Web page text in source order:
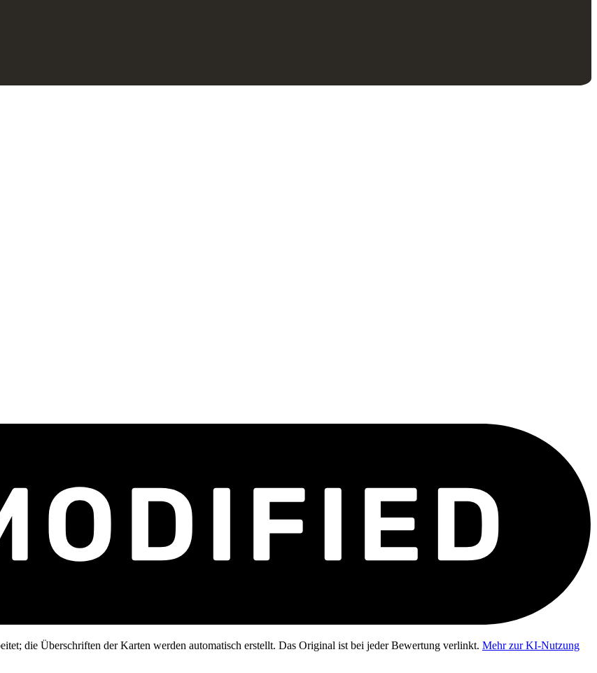
die Überschriften der Karten werden automatisch erstellt. Das Original ist bei jeder Bewertung verlinkt. Mehr zur KI-Nutzung